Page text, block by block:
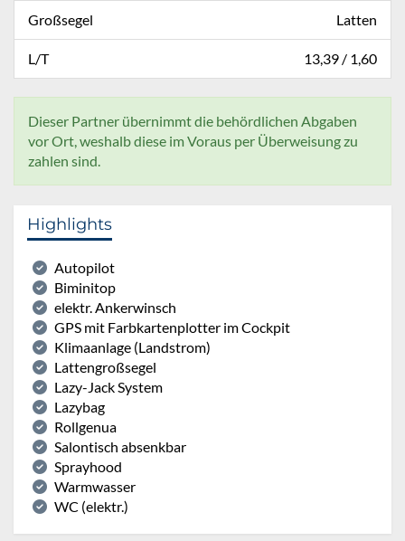
Großsegel Latten
L/T 13,39 / 1,60
Dieser Partner übernimmt die behördlichen Abgaben
vor Ort, weshalb diese im Voraus per Überweisung zu
zahlen sind.
Highlights
Autopilot
Biminitop
elektr. Ankerwinsch
GPS mit Farbkartenplotter im Cockpit
Klimaanlage (Landstrom)
Lattengroßsegel
Lazy-Jack System
Lazybag
Rollgenua
Salontisch absenkbar
Sprayhood
Warmwasser
WC (elektr.)